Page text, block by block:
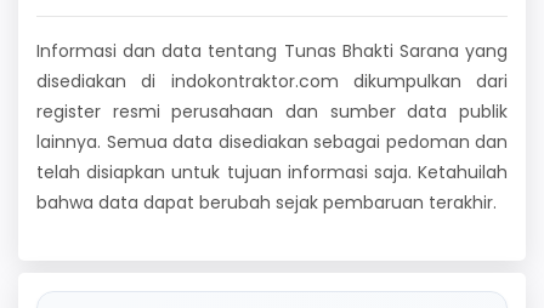
Informasi dan data tentang Tunas Bhakti Sarana yang
disediakan di indokontraktor.com dikumpulkan dari
register resmi perusahaan dan sumber data publik
lainnya. Semua data disediakan sebagai pedoman dan
telah disiapkan untuk tujuan informasi saja. Ketahuilah
bahwa data dapat berubah sejak pembaruan terakhir.